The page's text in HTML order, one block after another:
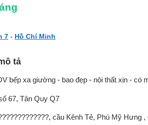
7 - Hồ Chí Minh
tả
bếp xa giường - bao đẹp - nội thất xịn - có
67, Tân Quy Q7
cầu Kênh Tẻ, Phú Mỹ Hưng ,